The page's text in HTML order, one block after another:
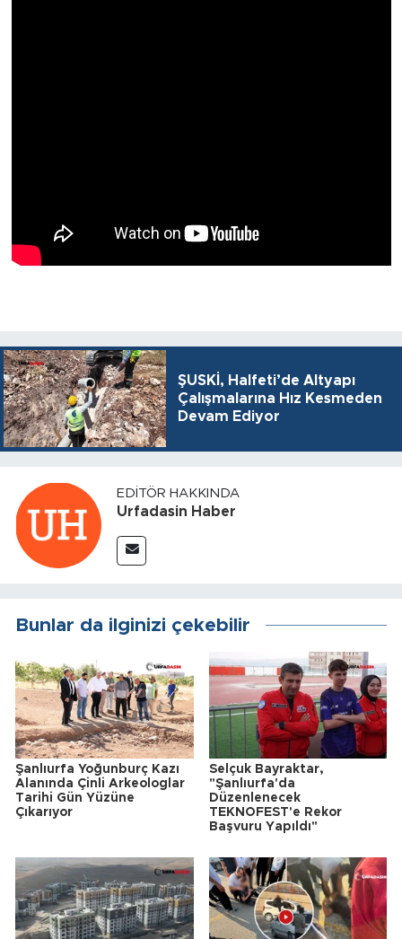
ŞUSKİ, Halfeti’de Altyapı
Çalışmalarına Hız Kesmeden
Devam Ediyor
EDITÖR HAKKINDA
Urfadasin Haber
Bunlar da ilginizi çekebilir
Şanlıurfa Yoğunburç Kazı
Alanında Çinli Arkeologlar
Tarihi Gün Yüzüne
Çıkarıyor
Selçuk Bayraktar,
"Şanlıurfa'da
Düzenlenecek
TEKNOFEST'e Rekor
Başvuru Yapıldı"